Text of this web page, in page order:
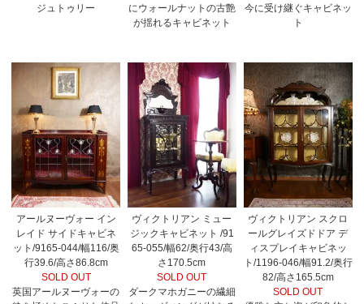
ジュトゥリー
にウォールナットの古艶
が揺れるキャビネット
今に受け継ぐキャビネッ
ト
アールヌーヴォー イン
レイド サイドキャビネ
ット/9165-044/幅116/奥
行39.6/高さ86.8cm
SOLD OUT
英国アールヌーヴォーの
ヴィクトリアン ミュー
ジックキャビネット /91
65-055/幅62/奥行43/高
さ170.5cm
SOLD OUT
ダークマホガニーの繊細
ヴィクトリアン スクロ
ールグレイズドドア デ
ィスプレイキャビネッ
ト/1196-046/幅91.2/奥行
82/高さ165.5cm
SOLD OUT